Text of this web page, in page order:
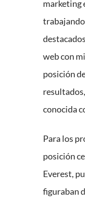
marketing
web con
posición
conocida
Para los
posición
Everest,
figuraban